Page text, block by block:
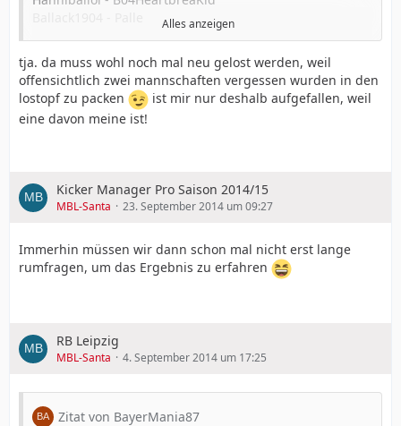
kaka-8 - Bay_Arena
BigB - SV Professor
BayerMania - schummifan
King Loui - Schmubo90
GuessiLEV - Loddar
bNNddd - Skuhf
core1904 - Fabi-SVB
Alles anzeigen
tja. da muss wohl noch mal neu gelost werden, weil
offensichtlich zwei mannschaften vergessen wurden in den
lostopf zu packen
ist mir nur deshalb aufgefallen, weil
eine davon meine ist!
Kicker Manager Pro Saison 2014/15
MBL-Santa 23. September 2014 um 09:27
Immerhin müssen wir dann schon mal nicht erst lange
rumfragen, um das Ergebnis zu erfahren
RB Leipzig
MBL-Santa 4. September 2014 um 17:25
Zitat von BayerMania87